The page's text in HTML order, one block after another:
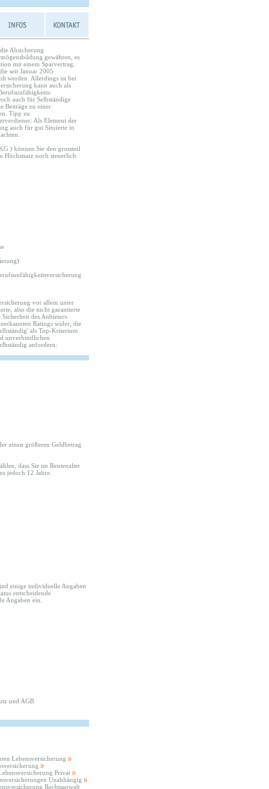
Absicherung
gewähren, es
mit einem Sparvertrag.
seit Januar 2005
werden. Allerdings ist bei
kann auch als
auch für Selbständige
Beiträge zu einer
Tipp zu
Als Element der
auch für gut Situierte in
) können Sie den grossteil
Höchstsatz noch steuerlich
vor allem unter
also die nicht garantierte
des Anbieters.
Ratings wider, die
als Top-Kriterium
unverbindlichen
anfordern:
einen größeren Geldbetrag
dass Sie im Rentenalter
jedoch 12 Jahre.
einige individuelle Angaben
entscheidende
Angaben ein.
und AGB
Lebensversicherung
Privat
Unabhängig
Rechtsanwalt